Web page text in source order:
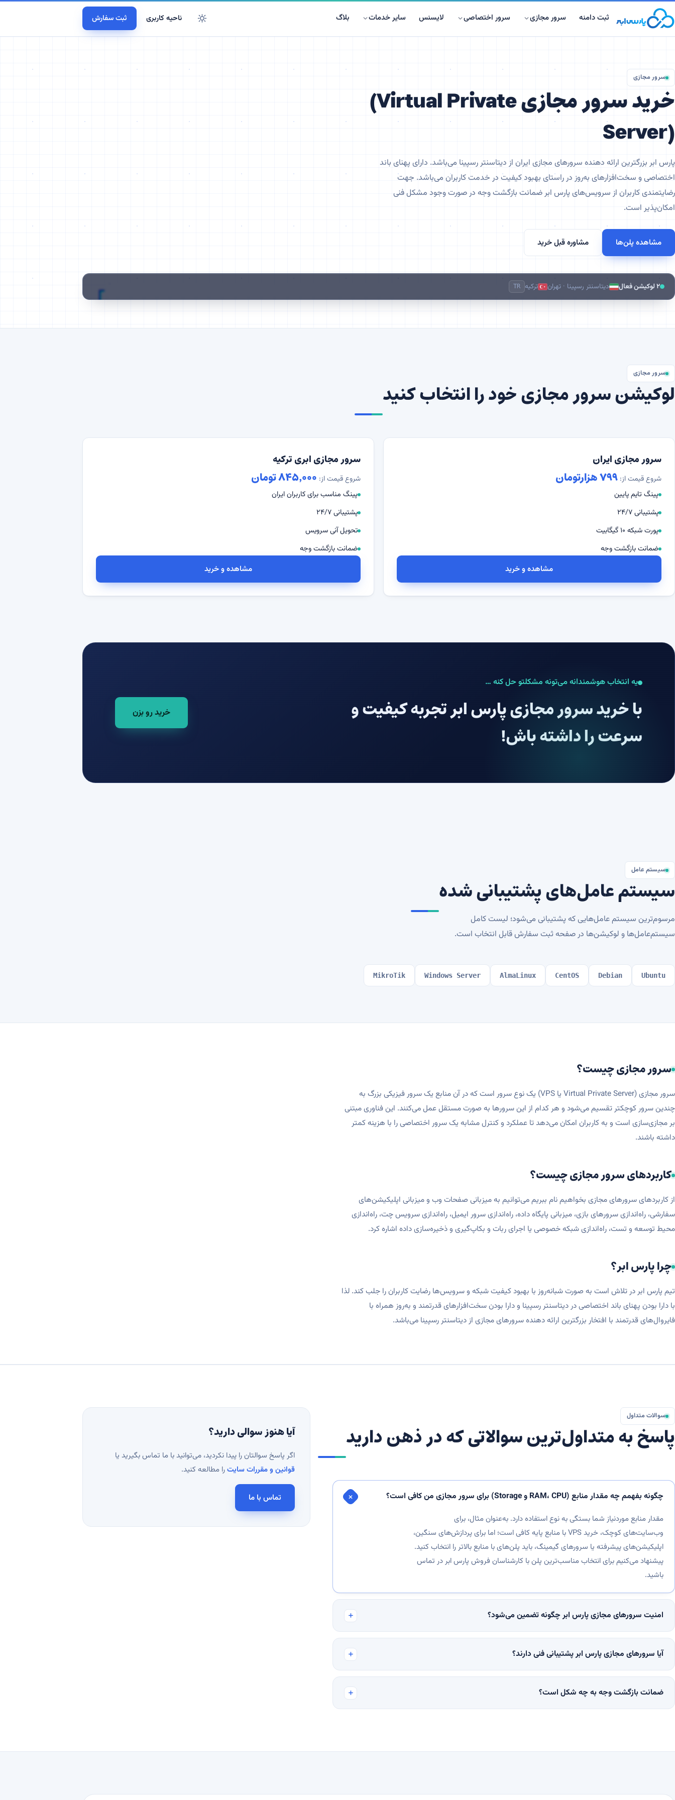
ثبت دامنه سرور مجازی سرور اختصاصی لایسنس سایر خدمات بلاگ ناحیه کاربری ثبت سفارش
سرور مجازی
خرید سرور مجازی(Virtual Private
Server)
پارس ابر بزرگترین ارائه دهنده سرورهای مجازی ایران از دیتاسنتر رسپینا می‌باشد. دارای پهنای باند
اختصاصی و سخت‌افزارهای به‌روز در راستای بهبود کیفیت در خدمت کاربران می‌باشد. جهت
رضایتمندی کاربران از سرویس‌های پارس ابر ضمانت بازگشت وجه در صورت وجود مشکل فنی
امکان‌پذیر است.
مشاهده پلن‌ها مشاوره قبل خرید
۲ لوکیشن فعال دیتاسنتر رسپینا · تهران ترکیه TR
سرور مجازی
لوکیشن سرور مجازی خود را انتخاب کنید
سرور مجازی ایران
شروع قیمت از: ۷۹۹ هزارتومان
پینگ تایم پایین
پشتیبانی ۲۴/۷
پورت شبکه ۱۰ گیگابیت
ضمانت بازگشت وجه
مشاهده و خرید
سرور مجازی ایران
سرور مجازی ابری ترکیه
شروع قیمت از: ۸۴۵٬۰۰۰ تومان
پینگ مناسب برای کاربران ایران
پشتیبانی ۲۴/۷
تحویل آنی سرویس
ضمانت بازگشت وجه
مشاهده و خرید
سرور مجازی ابری ترکیه
یه انتخاب هوشمندانه می‌تونه مشکلتو حل کنه …
با خرید سرور مجازی پارس ابر تجربه کیفیت و
سرعت را داشته باش!
خرید رو بزن
سیستم عامل
سیستم عامل‌های پشتیبانی شده
مرسوم‌ترین سیستم عامل‌هایی که پشتیبانی می‌شود؛ لیست کامل
سیستم‌عامل‌ها و لوکیشن‌ها در صفحه ثبت سفارش قابل انتخاب است.
Ubuntu
Debian
CentOS
AlmaLinux
Windows Server
MikroTik
سرور مجازی چیست؟
سرور مجازی (Virtual Private Server یا VPS) یک نوع سرور است که در آن منابع یک سرور فیزیکی بزرگ به
چندین سرور کوچکتر تقسیم می‌شود و هر کدام از این سرورها به صورت مستقل عمل می‌کنند. این فناوری مبتنی
بر مجازی‌سازی است و به کاربران امکان می‌دهد تا عملکرد و کنترل مشابه یک سرور اختصاصی را با هزینه کمتر
داشته باشند.
کاربردهای سرور مجازی چیست؟
از کاربردهای سرورهای مجازی بخواهیم نام ببریم می‌توانیم به میزبانی صفحات وب و میزبانی اپلیکیشن‌های
سفارشی، راه‌اندازی سرورهای بازی، میزبانی پایگاه داده، راه‌اندازی سرور ایمیل، راه‌اندازی سرویس چت، راه‌اندازی
محیط توسعه و تست، راه‌اندازی شبکه خصوصی یا اجرای ربات و بکاپ‌گیری و ذخیره‌سازی داده اشاره کرد.
چرا پارس ابر؟
تیم پارس ابر در تلاش است به صورت شبانه‌روز با بهبود کیفیت شبکه و سرویس‌ها رضایت کاربران را جلب کند. لذا
با دارا بودن پهنای باند اختصاصی در دیتاسنتر رسپینا و دارا بودن سخت‌افزارهای قدرتمند و به‌روز همراه با
فایروال‌های قدرتمند با افتخار بزرگترین ارائه دهنده سرورهای مجازی از دیتاسنتر رسپینا می‌باشد.
سوالات متداول
پاسخ به متداول‌ترین سوالاتی که در ذهن دارید
چگونه بفهمم چه مقدار منابع (RAM، CPU و Storage) برای سرور مجازی من کافی است؟
مقدار منابع موردنیاز شما بستگی به نوع استفاده دارد. به‌عنوان مثال، برای
وب‌سایت‌های کوچک، خرید VPS با منابع پایه کافی است؛ اما برای پردازش‌های سنگین،
اپلیکیشن‌های پیشرفته یا سرورهای گیمینگ، باید پلن‌های با منابع بالاتر را انتخاب کنید.
پیشنهاد می‌کنیم برای انتخاب مناسب‌ترین پلن با کارشناسان فروش پارس ابر در تماس
باشید.
امنیت سرورهای مجازی پارس ابر چگونه تضمین می‌شود؟
آیا سرورهای مجازی پارس ابر پشتیبانی فنی دارند؟
ضمانت بازگشت وجه به چه شکل است؟
آیا هنوز سوالی دارید؟
اگر پاسخ سوالتان را پیدا نکردید، می‌توانید با ما تماس بگیرید یا
قوانین و مقررات سایترا مطالعه کنید.
تماس با ما